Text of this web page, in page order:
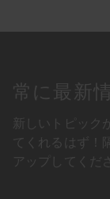
常に最新
新しいトピック
てくれるはず！
アップしてくだ